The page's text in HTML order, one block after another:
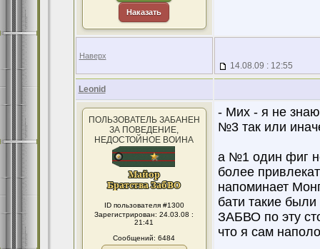
Наказать
Наверх
14.08.09 : 12:55
Leonid
ПОЛЬЗОВАТЕЛЬ ЗАБАНЕН
ЗА ПОВЕДЕНИЕ,
НЕДОСТОЙНОЕ ВОИНА
ID пользователя #1300
Зарегистрирован: 24.03.08 :
21:41
Сообщений: 6484
- Мих - я не
№3 так или
а №1 один фиг
более
напоминает
бати такие
ЗАБВО по эту
что я сам